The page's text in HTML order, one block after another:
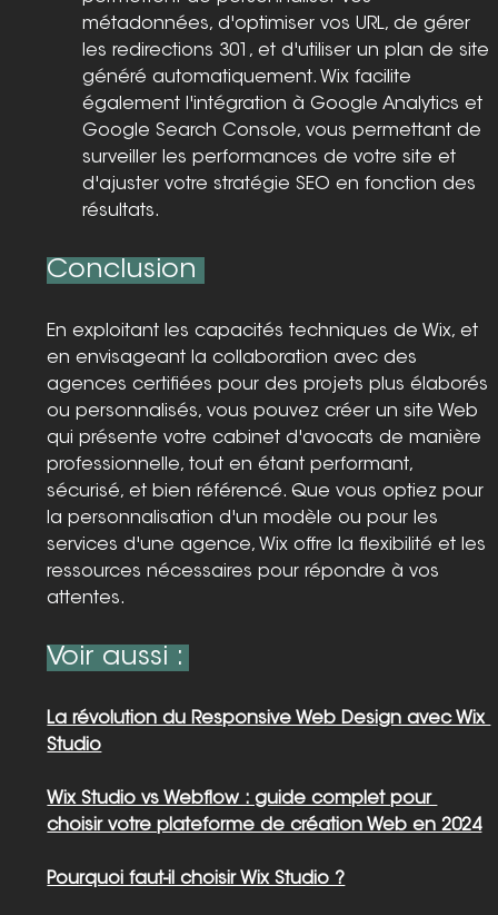
métadonnées, d'optimiser vos URL, de gérer
les redirections 301, et d'utiliser un plan de site
généré automatiquement. Wix facilite
également l'intégration à Google Analytics et
Google Search Console, vous permettant de
surveiller les performances de votre site et
d'ajuster votre stratégie SEO en fonction des
résultats.
Conclusion
En exploitant les capacités techniques de Wix, et
en envisageant la collaboration avec des
agences certifiées pour des projets plus élaborés
ou personnalisés, vous pouvez créer un site Web
qui présente votre cabinet d'avocats de manière
professionnelle, tout en étant performant,
sécurisé, et bien référencé. Que vous optiez pour
la personnalisation d'un modèle ou pour les
services d'une agence, Wix offre la flexibilité et les
ressources nécessaires pour répondre à vos
attentes.
Voir aussi :
La révolution du Responsive Web Design avec Wix
Studio
Wix Studio vs Webflow : guide complet pour
choisir votre plateforme de création Web en 2024
Pourquoi faut-il choisir Wix Studio ?